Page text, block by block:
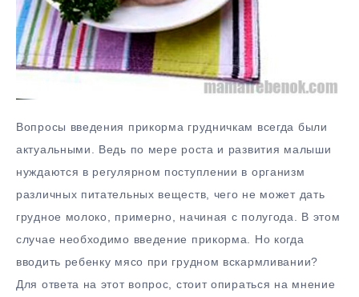
Вопросы введения прикорма грудничкам всегда были
актуальными. Ведь по мере роста и развития малыши
нуждаются в регулярном поступлении в организм
различных питательных веществ, чего не может дать
грудное молоко, примерно, начиная с полугода. В этом
случае необходимо введение прикорма. Но когда
вводить ребенку мясо при грудном вскармливании?
Для ответа на этот вопрос, стоит опираться на мнение